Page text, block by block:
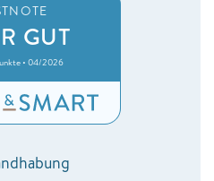
GUT
• 04/2026